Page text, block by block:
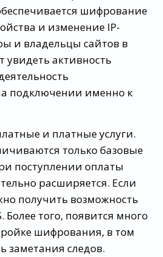
шифрование
и изменение IP-
и владельцы сайтов в
увидеть активность
подключении именно к
и платные услуги.
только базовые
поступлении оплаты
расширяется. Если
получить возможность
Более того, появится много
шифрования, в том
заметания следов.